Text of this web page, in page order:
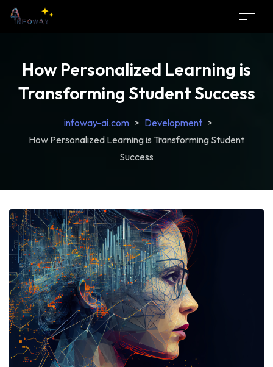
How Personalized Learning is
Transforming Student Success
infoway-ai.com > Development >
How Personalized Learning is Transforming Student
Success